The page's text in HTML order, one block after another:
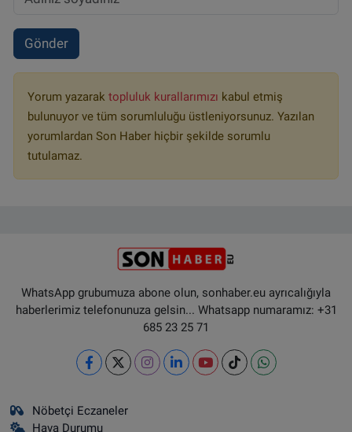
Gönder
Yorum yazarak topluluk kurallarımızı kabul etmiş
bulunuyor ve tüm sorumluluğu üstleniyorsunuz. Yazılan
yorumlardan Son Haber hiçbir şekilde sorumlu
tutulamaz.
WhatsApp grubumuza abone olun, sonhaber.eu ayrıcalığıyla
haberlerimiz telefonunuza gelsin... Whatsapp numaramız: +31
685 23 25 71
Nöbetçi Eczaneler
Hava Durumu